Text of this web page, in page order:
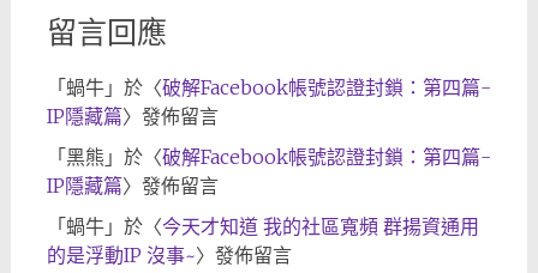
留言回應
「 蝸牛」於〈破解Facebook帳號認證封鎖：第四篇-
IP隱藏篇〉發佈留言
「 黑熊 」於〈破解Facebook帳號認證封鎖：第四篇-
IP隱藏篇〉發佈留言
「 蝸牛」於〈今天才知道 我的社區寬頻 群揚資通用
的是浮動IP 沒事~〉發佈留言